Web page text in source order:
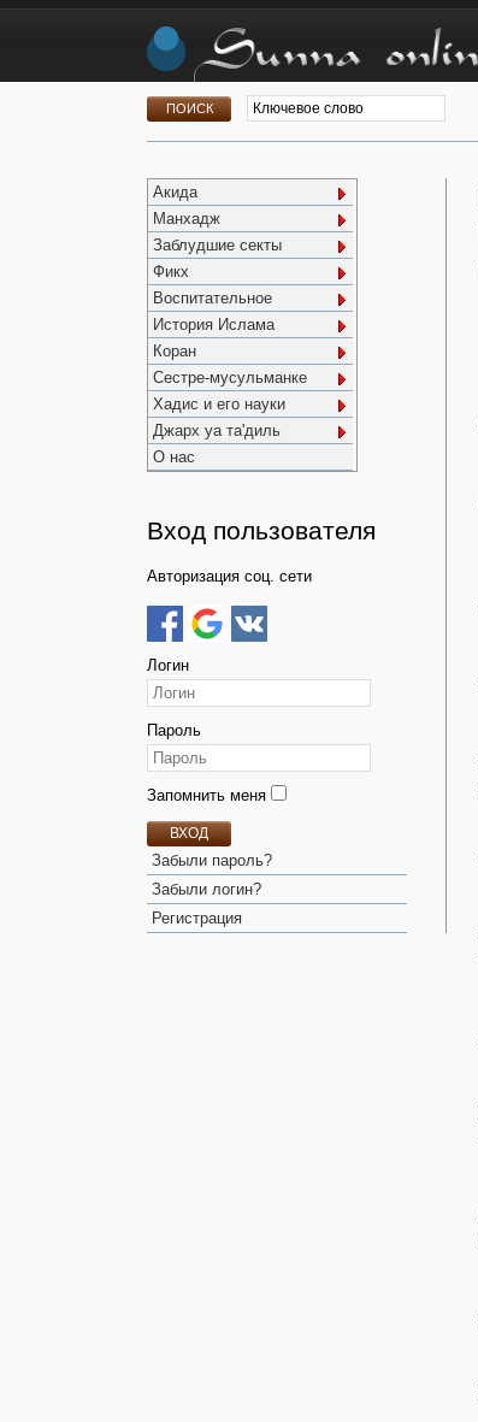
Акида
Манхадж
Заблудшие секты
Фикх
Воспитательное
История Ислама
Коран
Сестре-мусульманке
Хадис и его науки
Джарх уа та'диль
О нас
Вход пользователя
Авторизация соц. сети
Логин
Пароль
Запомнить меня
ВХОД
Забыли пароль?
Забыли логин?
Регистрация